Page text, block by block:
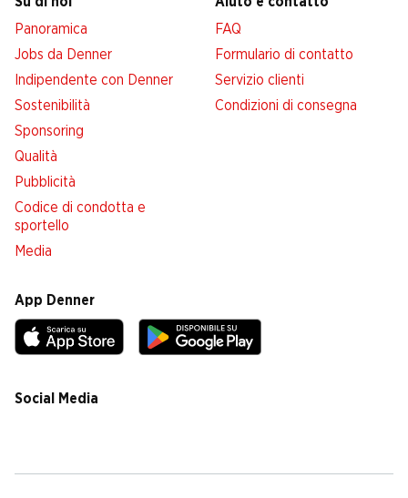
Panoramica
Jobs da Denner
Indipendente con Denner
Sostenibilità
Sponsoring
Qualità
Pubblicità
Codice di condotta e
sportello
Media
FAQ
Formulario di contatto
Servizio clienti
Condizioni di consegna
App Denner
Social Media